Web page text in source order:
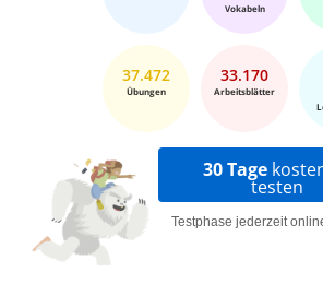
Vokabeln
37.472
Übungen
33.170
Arbeitsblätter
30 Tage
testen
Testphase jederzeit